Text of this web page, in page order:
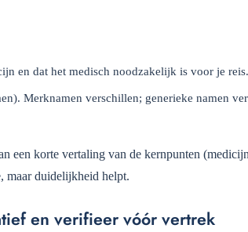
en dat het medisch noodzakelijk is voor je reis.
Merknamen verschillen; generieke namen
een korte vertaling van de kernpunten
maar duidelijkheid helpt.
en verifieer vóór vertrek